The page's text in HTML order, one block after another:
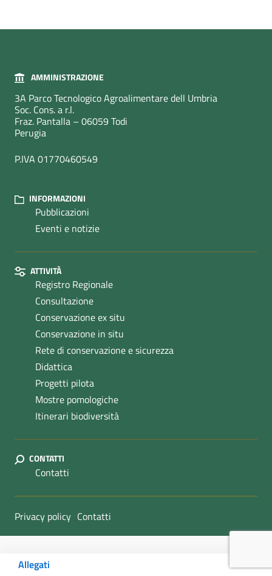
Allegati
AMMINISTRAZIONE
3A Parco Tecnologico Agroalimentare dell Umbria
Soc. Cons. a r.l.
Fraz. Pantalla – 06059 Todi
Perugia
P.IVA 01770460549
INFORMAZIONI
Pubblicazioni
Eventi e notizie
ATTIVITÀ
Registro Regionale
Consultazione
Conservazione ex situ
Conservazione in situ
Rete di conservazione e sicurezza
Didattica
Progetti pilota
Mostre pomologiche
Itinerari biodiversità
CONTATTI
Contatti
Sezione Link Utili
Privacy policy Contatti